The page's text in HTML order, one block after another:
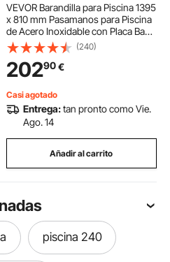
VEVOR Barandilla para Piscina 1395
x 810 mm Pasamanos para Piscina
de Acero Inoxidable con Placa Base
Barra de Seguridad Inoxidable para
Piscinas, Interiores, Exteriores,
Terrazas, Spas
(240)
20290€
Casi agotado
Entrega:tan pronto como Vie.
Ago. 14
Añadir al carrito
piscina 240